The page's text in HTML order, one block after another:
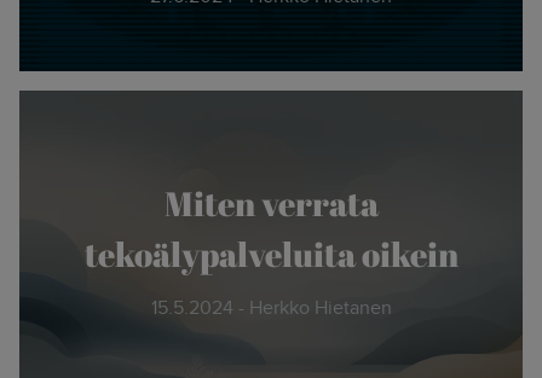
Miten verrata
tekoälypalveluita oikein
15.5.2024 - Herkko Hietanen